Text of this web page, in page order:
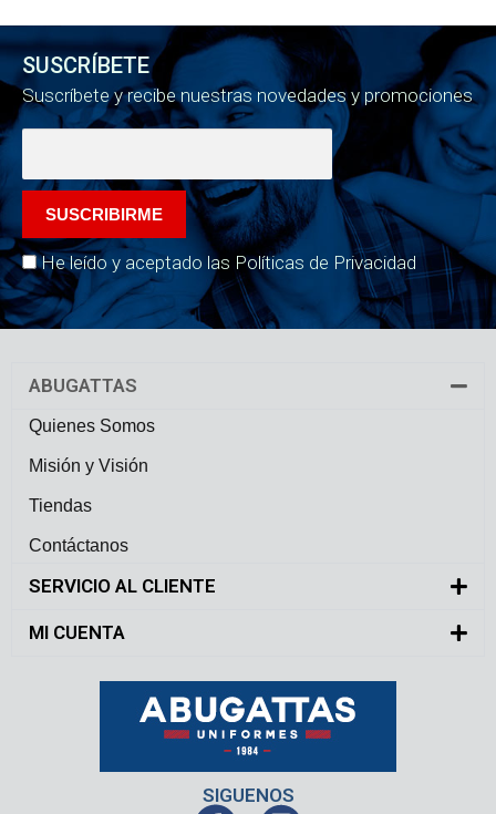
SUSCRÍBETE
Suscríbete y recibe nuestras novedades y promociones
He leído y aceptado las Políticas de Privacidad
ABUGATTAS
Quienes Somos
Misión y Visión
Tiendas
Contáctanos
SERVICIO AL CLIENTE
MI CUENTA
SIGUENOS